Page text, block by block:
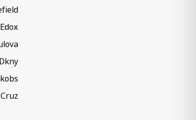
Edox
Dkny